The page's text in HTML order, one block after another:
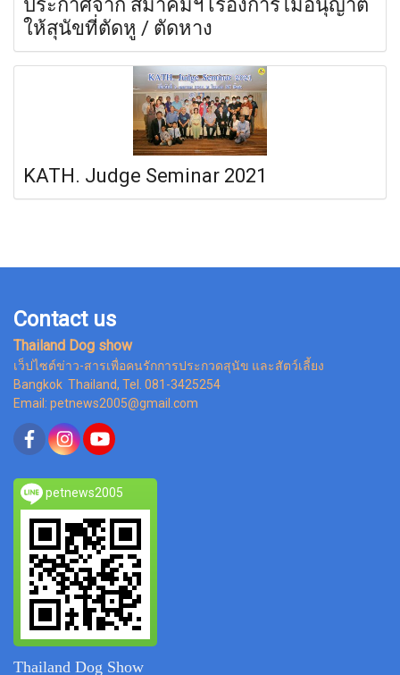
ประกาศจาก สมาคมฯ เรื่องการไม่อนุญาต
ให้สุนัขที่ตัดหู / ตัดหาง
KATH. Judge Seminar 2021
Contact us
Thailand Dog show
เว็ปไซต์ข่าว-สารเพื่อคนรักการประกวดสุนัข และสัตว์เลี้ยง
Bangkok Thailand, Tel. 081-3425254
Email: petnews2005@gmail.com
petnews2005
Thailand Dog Show